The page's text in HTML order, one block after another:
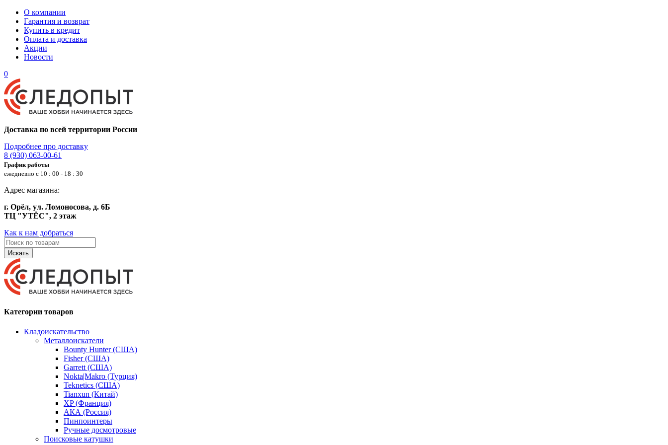
О компании
Гарантия и возврат
Купить в кредит
Оплата и доставка
Акции
Новости
0
Доставка по всей территории России
Подробнее про доставку
8 (930) 063-00-61
График работы
ежедневно с 10 : 00 - 18 : 30
Адрес магазина:
г. Орёл, ул. Ломоносова, д. 6Б
ТЦ "УТЁС", 2 этаж
Как к нам добраться
Искать
Категории товаров
Кладоискательство
Металлоискатели
Bounty Hunter (США)
Fisher (США)
Garrett (США)
Nokta|Makro (Турция)
Teknetics (США)
Tianxun (Китай)
XP (Франция)
АКА (Россия)
Пинпоинтеры
Ручные досмотровые
Поисковые катушки